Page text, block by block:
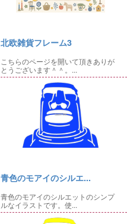
北欧雑貨フレーム3
こちらのページを開いて頂きありが
とうございます＾＾。...
青色のモアイのシルエ...
青色のモアイのシルエットのシンプ
ルなイラストです。使...